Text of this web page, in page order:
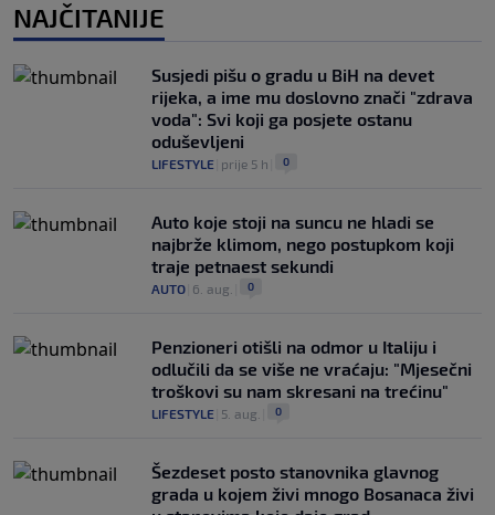
NAJČITANIJE
Susjedi pišu o gradu u BiH na devet
rijeka, a ime mu doslovno znači "zdrava
voda": Svi koji ga posjete ostanu
oduševljeni
LIFESTYLE prije 5 h 0
Auto koje stoji na suncu ne hladi se
najbrže klimom, nego postupkom koji
traje petnaest sekundi
AUTO 6. aug. 0
Penzioneri otišli na odmor u Italiju i
odlučili da se više ne vraćaju: "Mjesečni
troškovi su nam skresani na trećinu"
LIFESTYLE 5. aug. 0
Šezdeset posto stanovnika glavnog
grada u kojem živi mnogo Bosanaca živi